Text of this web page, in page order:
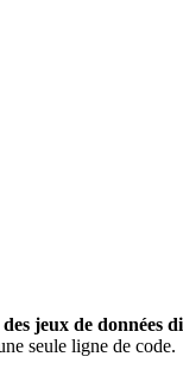
jeux de données
seule ligne de code.